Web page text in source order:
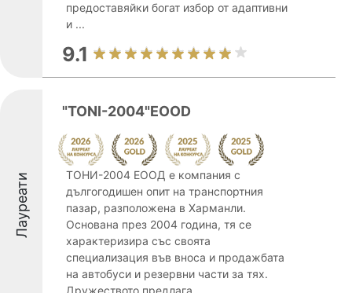
предоставяйки богат избор от адаптивни
и ...
9.1
Лауреати
"TONI-2004"EOOD
ТОНИ-2004 ЕООД е компания с
дългогодишен опит на транспортния
пазар, разположена в Харманли.
Основана през 2004 година, тя се
характеризира със своята
специализация във вноса и продажбата
на автобуси и резервни части за тях.
Дружеството предлага ...